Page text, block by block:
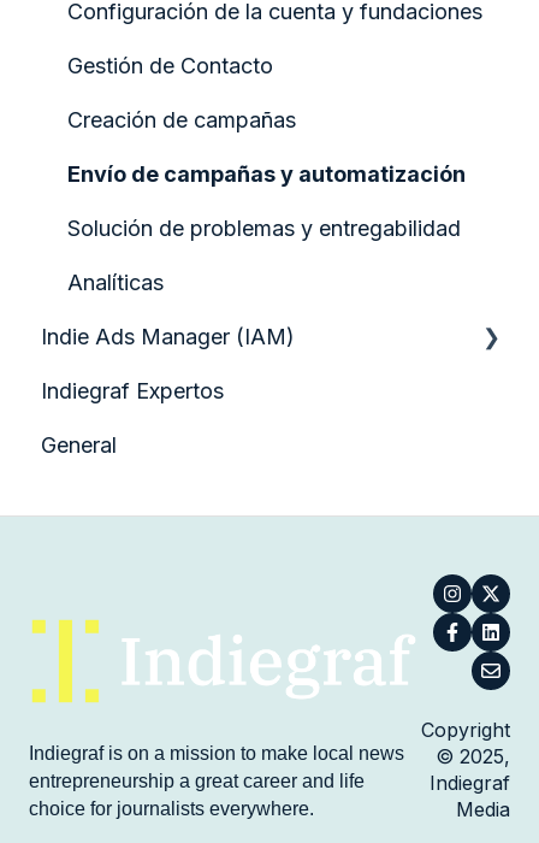
Participación y formularios de audiencia
Configurando tu Página de Inicio
Creación y gestión de contenido
Diseño y estructura de la página
Indiegraf Pay
Medios y activos visuales
Herramientas de SEO y Google
Administración del Sitio
Preguntas Técnicas
Configuración de la cuenta y fundaciones
Gestión de Contacto
Creación de campañas
Envío de campañas y automatización
Solución de problemas y entregabilidad
Analíticas
Indie Ads Manager (IAM)
Informes y Estadísticas
Artículos Esenciales
Indiegraf Expertos
General
Indiegraf is on a mission to make local news
entrepreneurship a great career and life
choice for journalists everywhere.
Copyright
© 2025,
Indiegraf
Media